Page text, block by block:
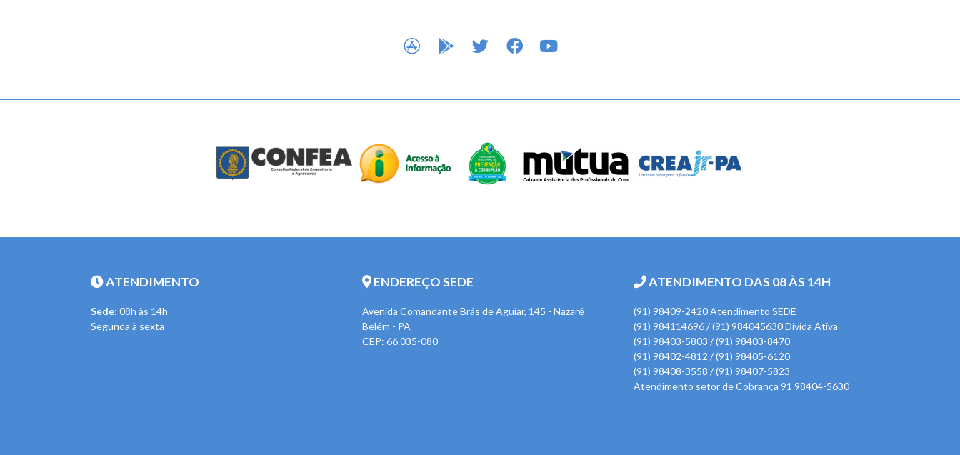
APP STOREGOOGLE PLAY
TWITTERFACEBOOK
ATENDIMENTO
Sede: 08h às 14h
Segunda à sexta
ENDEREÇO SEDE
Avenida Comandante Brás de Aguiar, 145 - Nazaré
Belém - PA
CEP: 66.035-080
ATENDIMENTO DAS 08 ÀS 14H
(91) 98409-2420 Atendimento SEDE
(91) 984114696 / (91) 984045630 Divida Ativa
(91) 98403-5803 / (91) 98403-8470
(91) 98402-4812 / (91) 98405-6120
(91) 98408-3558 / (91) 98407-5823
Atendimento setor de Cobrança 91 98404-5630